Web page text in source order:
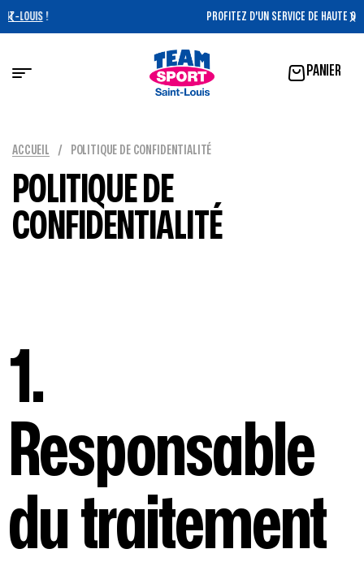
PROFITEZ D'UN SERVICE DE HAUTE QUALITÉ !
PANIER
POLITIQUE DE
CONFIDENTIALITÉ
ACCUEIL / POLITIQUE DE CONFIDENTIALITÉ
1.
Responsable
du traitement